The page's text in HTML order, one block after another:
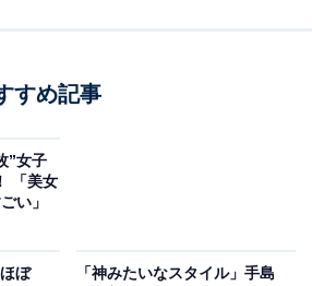
すめ記事
”女子
「美女
い」
ぼ
「神みたいなスタイル」手島